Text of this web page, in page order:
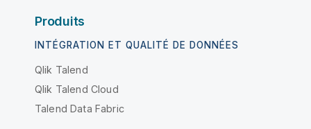
Produits
INTÉGRATION ET QUALITÉ DE DONNÉES
Qlik Talend
Qlik Talend Cloud
Talend Data Fabric